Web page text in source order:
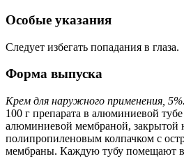
Особые указания
Следует избегать попадания в глаза.
Форма выпуска
Крем для наружного применения, 5%.
100 г препарата в алюминиевой
алюминиевой мембраной,
полипропиленовым колпачком с
мембраны. Каждую тубу помещают